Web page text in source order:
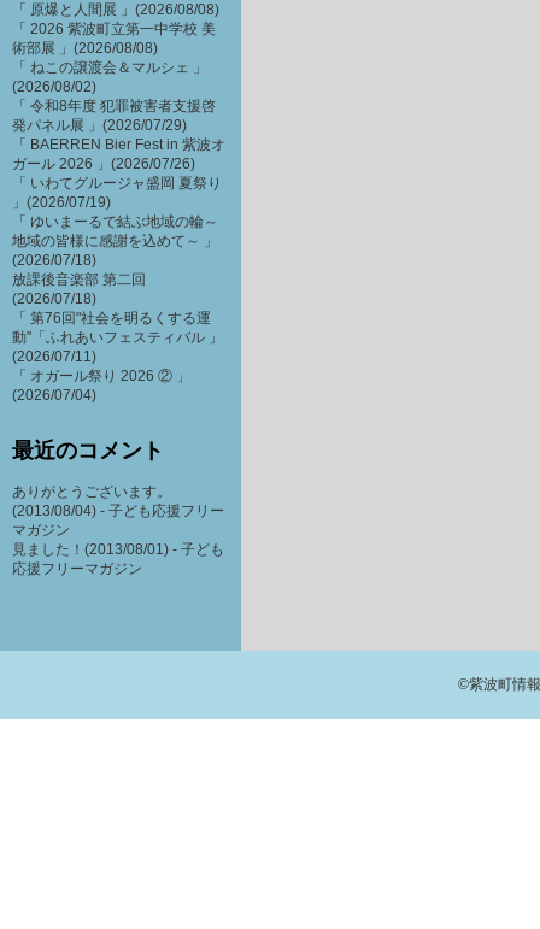
「 原爆と人間展 」(2026/08/08)
「 2026 紫波町立第一中学校 美
術部展 」(2026/08/08)
「 ねこの譲渡会＆マルシェ 」
(2026/08/02)
「 令和8年度 犯罪被害者支援啓
発パネル展 」(2026/07/29)
「 BAERREN Bier Fest in 紫波オ
ガール 2026 」(2026/07/26)
「 いわてグルージャ盛岡 夏祭り
」(2026/07/19)
「 ゆいまーるで結ぶ地域の輪～
地域の皆様に感謝を込めて～ 」
(2026/07/18)
放課後音楽部 第二回
(2026/07/18)
「 第76回"社会を明るくする運
動"「ふれあいフェスティバル 」
(2026/07/11)
「 オガール祭り 2026 ② 」
(2026/07/04)
最近のコメント
ありがとうございます。
(2013/08/04) - 子ども応援フリー
マガジン
見ました！(2013/08/01) - 子ども
応援フリーマガジン
©紫波町情